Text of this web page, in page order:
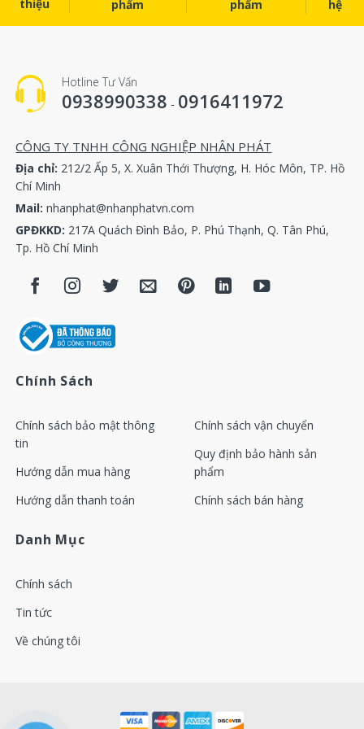
thiệu
phẩm
phẩm
hệ
Hotline Tư Vấn
0938990338 - 0916411972
CÔNG TY TNHH CÔNG NGHIỆP NHÂN PHÁT
Địa chỉ: 212/2 Ấp 5, X. Xuân Thới Thượng, H. Hóc Môn, TP. Hồ
Chí Minh
Mail:nhanphat@nhanphatvn.com
GPĐKKD: 217A Quách Đình Bảo, P. Phú Thạnh, Q. Tân Phú,
Tp. Hồ Chí Minh
Chính Sách
Chính sách bảo mật thông
tin
Hướng dẫn mua hàng
Hướng dẫn thanh toán
Chính sách vận chuyển
Quy định bảo hành sản
phẩm
Chính sách bán hàng
Danh Mục
Chính sách
Tin tức
Về chúng tôi